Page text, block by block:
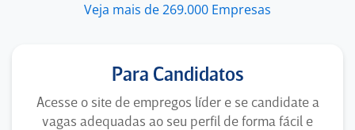
Veja mais de 269.000 Empresas
Para Candidatos
Acesse o site de empregos líder e se candidate a
vagas adequadas ao seu perfil de forma fácil e